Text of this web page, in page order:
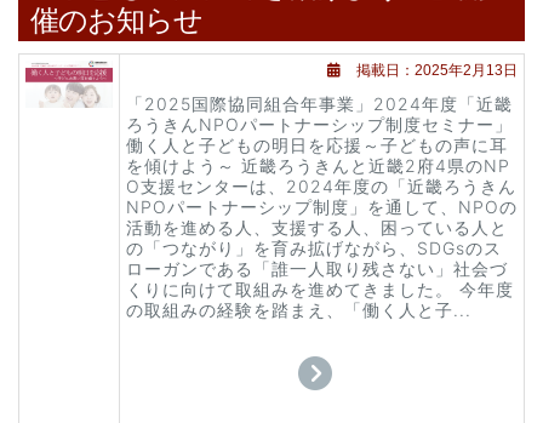
催のお知らせ
掲載日：2025年2月13日
「2025国際協同組合年事業」2024年度「近畿
ろうきんNPOパートナーシップ制度セミナー」
働く人と子どもの明日を応援～子どもの声に耳
を傾けよう～ 近畿ろうきんと近畿2府4県のNP
O支援センターは、2024年度の「近畿ろうきん
NPOパートナーシップ制度」を通して、NPOの
活動を進める人、支援する人、困っている人と
の「つながり」を育み拡げながら、SDGsのス
ローガンである「誰一人取り残さない」社会づ
くりに向けて取組みを進めてきました。 今年度
の取組みの経験を踏まえ、「働く人と子...